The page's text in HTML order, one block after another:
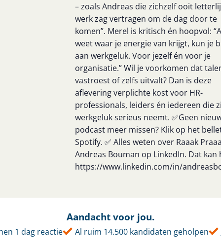
– zoals Andreas die zichzelf ooit
werk zag vertragen om de dag door te
komen”. Merel is kritisch én hoopvol:
weet waar je energie van krijgt, kun je
aan werkgeluk. Voor jezelf én voor je
organisatie.” Wil je voorkomen dat
vastroest of zelfs uitvalt? Dan is deze
aflevering verplichte kost voor HR-
professionals, leiders én iedereen die
werkgeluk serieus neemt. ✅Geen
podcast meer missen? Klik op het
Spotify. ✅ Alles weten over Raaak
Andreas Bouman op LinkedIn. Dat kan
https://www.linkedin.com/in/
Aandacht voor jou.
1 dag reactie Al ruim 14.500 kandidaten geholpen